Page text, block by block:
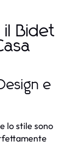
Bidet
e
lo stile sono